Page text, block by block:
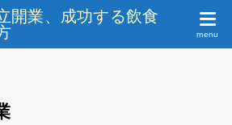
開業、成功する飲食